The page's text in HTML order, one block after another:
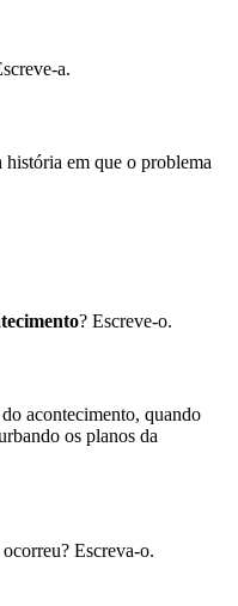
a.
história em que o problema
? Escreve-o.
acontecimento, quando
os planos da
Escreva-o.